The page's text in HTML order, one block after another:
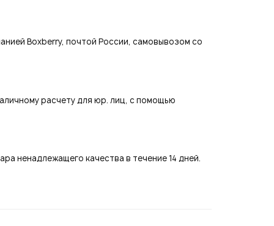
Boxberry, почтой России, самовывозом со
расчету для юр. лиц, с помощью
ненадлежащего качества в течение 14 дней.